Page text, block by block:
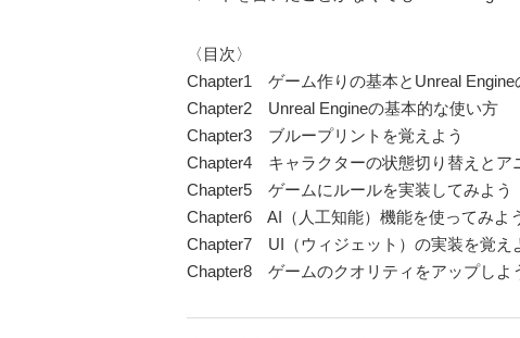
〈目次〉
Chapter1 ゲーム作りの基本とUnreal Engine
Chapter2 Unreal Engineの基本的な使い方
Chapter3 ブループリントを覚えよう
Chapter4 キャラクターの状態切り替えとア
Chapter5 ゲームにルールを実装してみよう
Chapter6 AI（人工知能）機能を使ってみよ
Chapter7 UI（ウィジェット）の実装を覚え
Chapter8 ゲームのクオリティをアップしよ